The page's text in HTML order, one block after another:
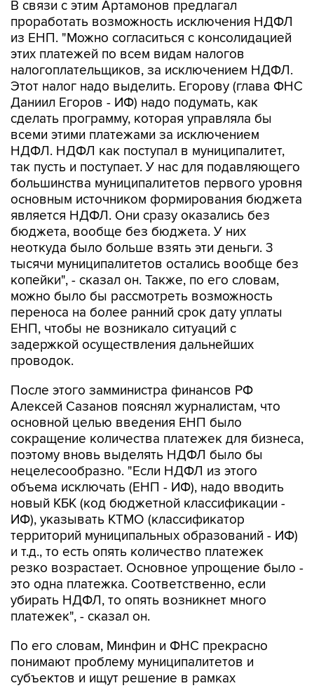
из ЕНП. "Можно согласиться с консолидацией
этих платежей по всем видам налогов
налогоплательщиков, за исключением НДФЛ.
Этот налог надо выделить. Егорову (глава ФНС
Даниил Егоров - ИФ) надо подумать, как
сделать программу, которая управляла бы
всеми этими платежами за исключением
НДФЛ. НДФЛ как поступал в муниципалитет,
так пусть и поступает. У нас для подавляющего
большинства муниципалитетов первого уровня
основным источником формирования бюджета
является НДФЛ. Они сразу оказались без
бюджета, вообще без бюджета. У них
неоткуда было больше взять эти деньги. 3
тысячи муниципалитетов остались вообще без
копейки", - сказал он. Также, по его словам,
можно было бы рассмотреть возможность
переноса на более ранний срок дату уплаты
ЕНП, чтобы не возникало ситуаций с
задержкой осуществления дальнейших
проводок.
После этого замминистра финансов РФ
основной целью введения ЕНП было
сокращение количества платежек для бизнеса,
поэтому вновь выделять НДФЛ было бы
нецелесообразно. "Если НДФЛ из этого
объема исключать (ЕНП - ИФ), надо вводить
новый КБК (код бюджетной классификации -
ИФ), указывать КТМО (классификатор
территорий муниципальных образований - ИФ)
и т.д., то есть опять количество платежек
резко возрастает. Основное упрощение было -
это одна платежка. Соответственно, если
убирать НДФЛ, то опять возникнет много
платежек", - сказал он.
По его словам, Минфин и ФНС прекрасно
субъектов и ищут решение в рамках
межбюджетных отношений.